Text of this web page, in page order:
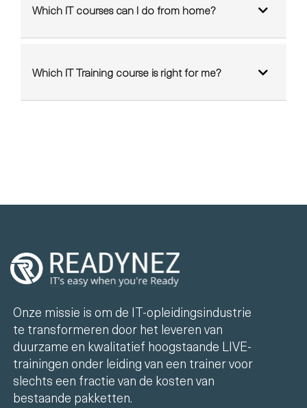
Which IT courses can I do from home?
Which IT Training course is right for me?
Onze missie is om de IT-opleidingsindustrie
te transformeren door het leveren van
duurzame en kwalitatief hoogstaande LIVE-
trainingen onder leiding van een trainer voor
slechts een fractie van de kosten van
bestaande pakketten.